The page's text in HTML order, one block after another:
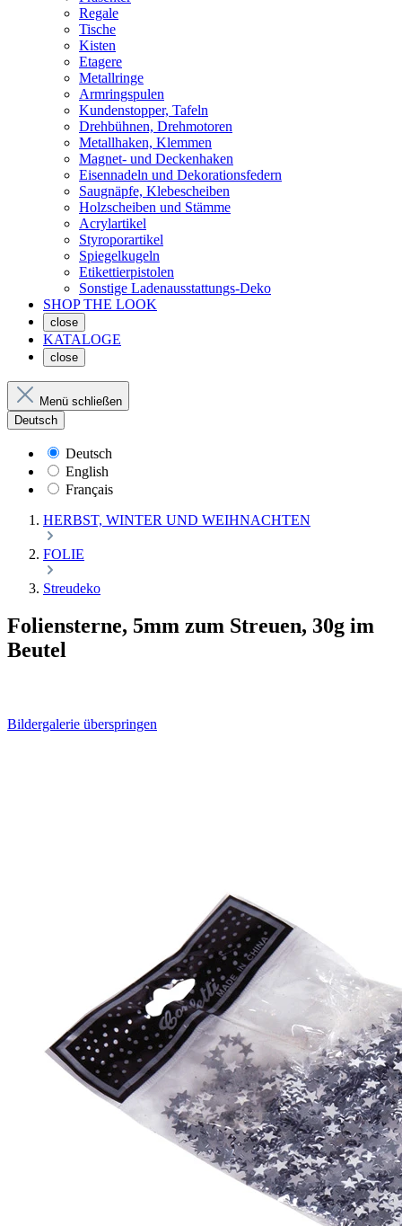
Regale
Tische
Kisten
Etagere
Metallringe
Armringspulen
Kundenstopper, Tafeln
Drehbühnen, Drehmotoren
Metallhaken, Klemmen
Magnet- und Deckenhaken
Eisennadeln und Dekorationsfedern
Saugnäpfe, Klebescheiben
Holzscheiben und Stämme
Acrylartikel
Styroporartikel
Spiegelkugeln
Etikettierpistolen
Sonstige Ladenausstattungs-Deko
SHOP THE LOOK
close
KATALOGE
close
Menü schließen
Deutsch
Deutsch
English
Français
HERBST, WINTER UND WEIHNACHTEN
FOLIE
Streudeko
Foliensterne, 5mm zum Streuen, 30g im
Beutel
Bildergalerie überspringen